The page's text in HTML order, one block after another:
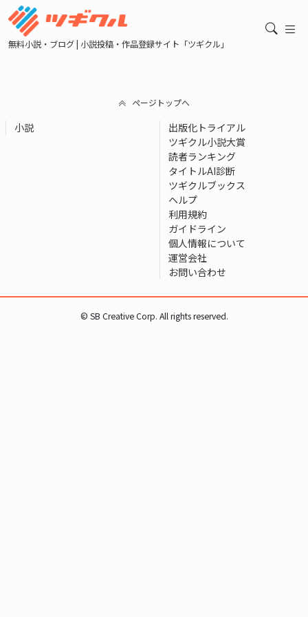
無料小説・ブログ | 小説投稿・作品登録サイト「ツギクル」
ページトップへ
小説
出版化トライアル
ツギクル小説大賞
読者ランキング
タイトルAI診断
ツギクルブックス
ヘルプ
利用規約
ガイドライン
個人情報について
運営会社
お問い合わせ
© SB Creative Corp. All rights reserved.